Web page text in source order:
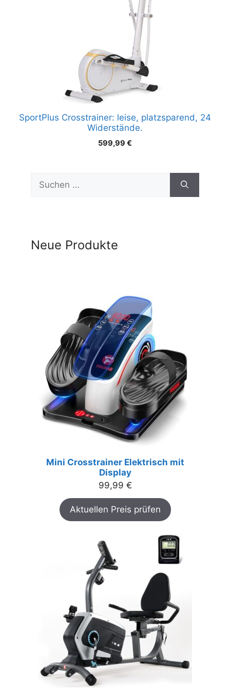
SportPlus Crosstrainer: leise, platzsparend, 24
Widerstände.
599,99 €
nach:
Neue Produkte
Mini Crosstrainer Elektrisch mit
Display
99,99 €
Aktuellen Preis prüfen